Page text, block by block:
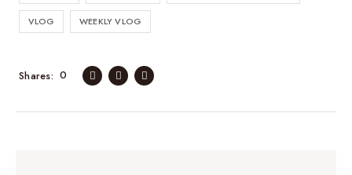
VLOG WEEKLY VLOG
0
Shares